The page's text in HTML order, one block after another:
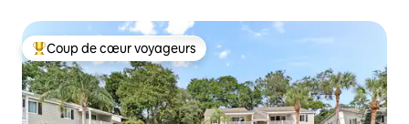
Coups de cœur voyageurs les plus appréciés
Coup de cœur voyageurs